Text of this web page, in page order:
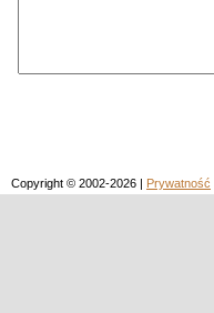
Copyright © 2002-2026 | Prywatność